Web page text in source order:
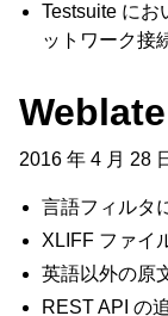
Testsuite にお
ットワーク接
2016 年 4 月 28
言語フィルタ
XLIFF ファイ
英語以外の原
REST API の